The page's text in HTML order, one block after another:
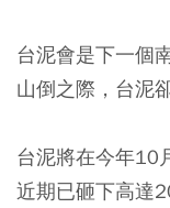
台泥會是下一個
山倒之際，台泥
台泥將在今年10
近期已砸下高達